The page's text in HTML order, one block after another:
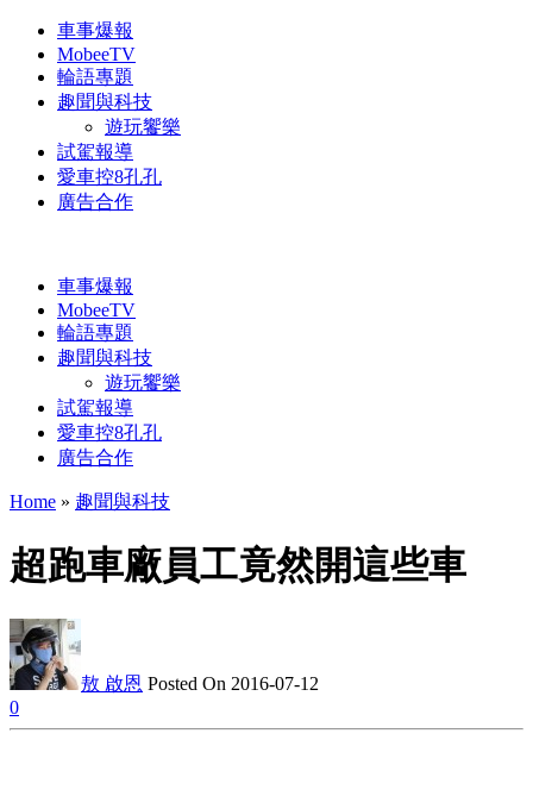
車事爆報
MobeeTV
輪語專題
趣聞與科技
遊玩饗樂
試駕報導
愛車控8孔孔
廣告合作
車事爆報
MobeeTV
輪語專題
趣聞與科技
遊玩饗樂
試駕報導
愛車控8孔孔
廣告合作
Home » 趣聞與科技
超跑車廠員工竟然開這些車
敖 啟恩 Posted On 2016-07-12
0